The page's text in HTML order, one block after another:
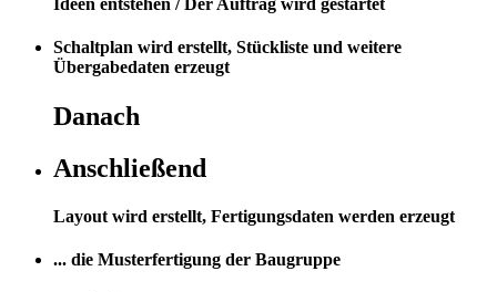
Ideen entstehen / Der Auftrag wird gestartet
Schaltplan wird erstellt, Stückliste und weitere
Übergabedaten erzeugt
Danach
Anschließend
Layout wird erstellt, Fertigungsdaten werden erzeugt
... die Musterfertigung der Baugruppe